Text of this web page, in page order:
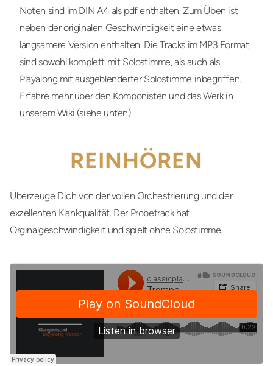
Noten sind im DIN A4 als pdf enthalten. Zum Üben ist
neben der originalen Geschwindigkeit eine etwas
langsamere Version enthalten. Die Tracks im MP3 Format
sind sowohl komplett mit Solostimme, als auch als
Playalong mit ausgeblenderter Solostimme inbegriffen.
Erfahre mehr über den Komponisten und das Werk in
unserem Wiki (siehe unten).
REINHÖREN
Überzeuge Dich von der vollen Orchestrierung und der
exzellenten Klankqualität. Der Probetrack hat
Orginalgeschwindigkeit und spielt ohne Solostimme.